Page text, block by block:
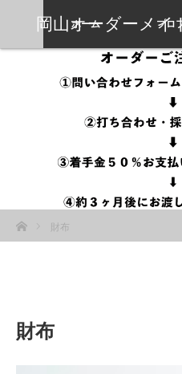
岡山オーダーメ
岡靴工房
ホーム プロ
財布
財布